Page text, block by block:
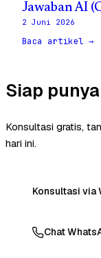
Jawaban AI
2 Juni 2026
Baca artikel →
Siap
Konsultasi gratis,
hari ini.
Konsultasi via
Chat